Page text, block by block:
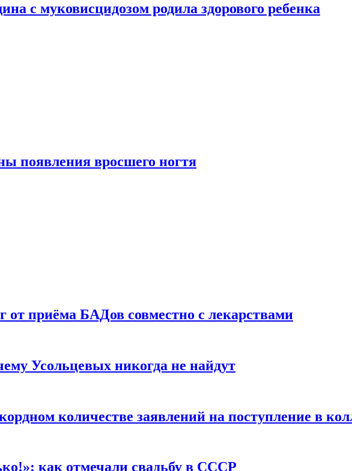
с муковисцидозом родила здорового ребенка
появления вросшего ногтя
от приёма БАДов совместно с лекарствами
Усольцевых никогда не найдут
количестве заявлений на поступление в
как отмечали свадьбу в СССР